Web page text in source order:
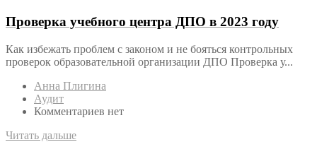
Проверка учебного центра ДПО в 2023 году
Как избежать проблем с законом и не бояться контрольных
проверок образовательной организации ДПО Проверка у...
Анна Плигина
Аудит
Комментариев нет
Читать дальше